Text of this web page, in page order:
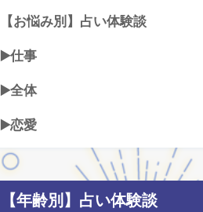
【お悩み別】占い体験談
▶️仕事
▶️全体
▶️恋愛
【年齢別】占い体験談